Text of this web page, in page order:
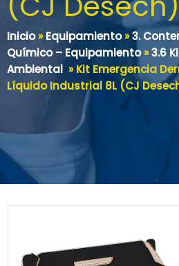
Inicio»Equipamiento»3.
Químico – Equipamiento»3.6
Ambiental »Kit Emergencia
Líquido Industrial 8L (CJ